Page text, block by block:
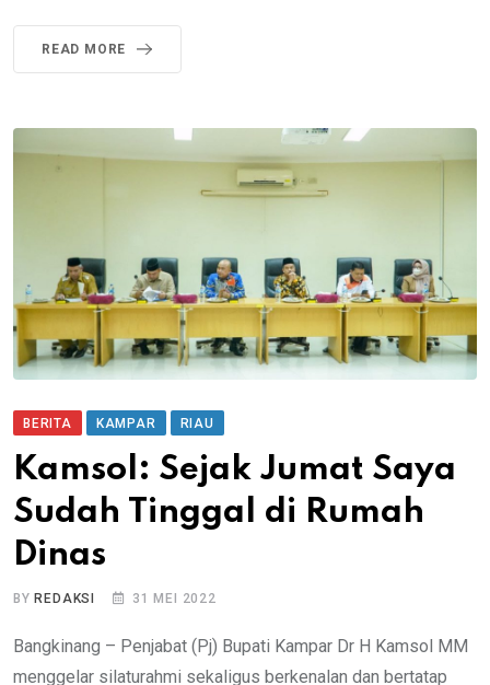
READ MORE
BERITA KAMPAR RIAU
Kamsol: Sejak Jumat Saya
Sudah Tinggal di Rumah
Dinas
BY REDAKSI 31 MEI 2022
Bangkinang – Penjabat (Pj) Bupati Kampar Dr H Kamsol MM
menggelar silaturahmi sekaligus berkenalan dan bertatap